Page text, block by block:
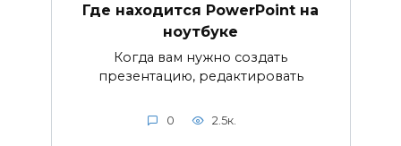
Где находится PowerPoint на
ноутбуке
Когда вам нужно создать
презентацию, редактировать
0 2.5к.